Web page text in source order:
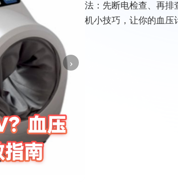
›
法：先断电检查、再排
机小技巧，让你的血压